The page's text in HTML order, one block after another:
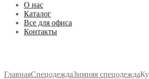
О нас
Каталог
Все для офиса
Контакты
ГлавнаяСпецодеждаЗимняя спецодежда